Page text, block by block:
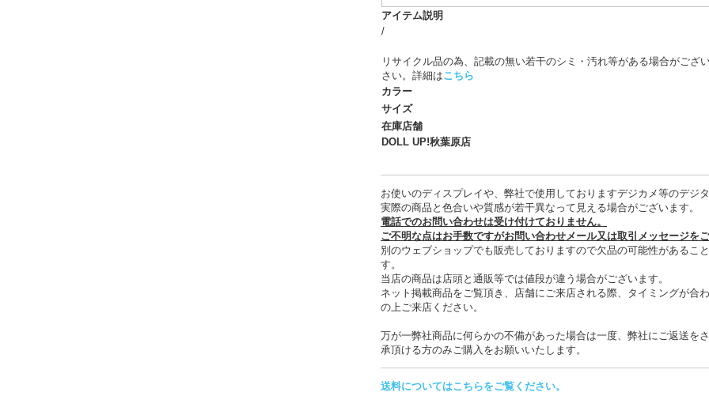
アイテム説明
/
リサイクル品の為、記載の無い若干のシミ・汚れ等がある場合がござ
さい。詳細はこちら
カラー
サイズ
在庫店舗
DOLL UP!秋葉原店
お使いのディスプレイや、弊社で使用しておりますデジカメ等のデジ
実際の商品と色合いや質感が若干異なって見える場合がございます。
電話でのお問い合わせは受け付けておりません。
ご不明な点はお手数ですがお問い合わせメール又は取引メッセージをご
別のウェブショップでも販売しておりますので欠品の可能性があるこ
す。
当店の商品は店頭と通販等では値段が違う場合がございます。
ネット掲載商品をご覧頂き、店舗にご来店される際、タイミングが合
の上ご来店ください。
万が一弊社商品に何らかの不備があった場合は一度、弊社にご返送を
承頂ける方のみご購入をお願いいたします。
送料についてはこちらをご覧ください。